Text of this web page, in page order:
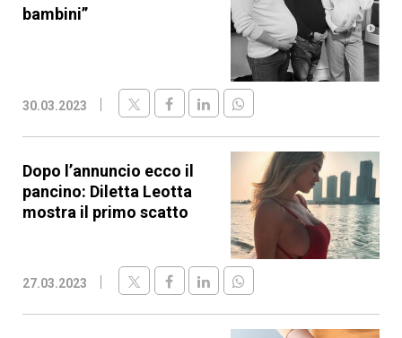
bambini”
30.03.2023
Dopo l’annuncio ecco il
pancino: Diletta Leotta
mostra il primo scatto
27.03.2023